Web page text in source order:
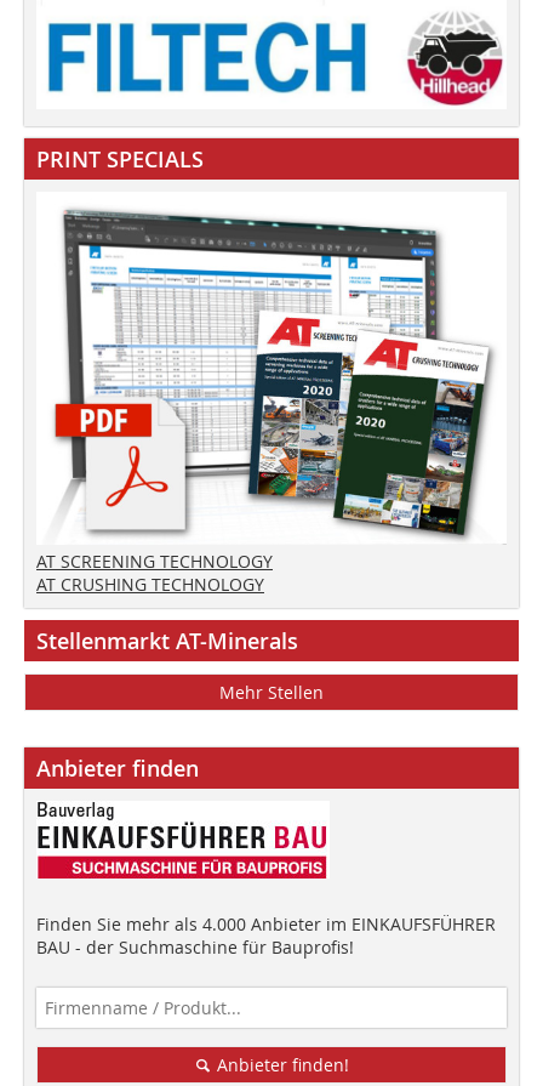
PRINT SPECIALS
AT SCREENING TECHNOLOGY
AT CRUSHING TECHNOLOGY
Stellenmarkt AT-Minerals
Mehr Stellen
Anbieter finden
Finden Sie mehr als 4.000 Anbieter im EINKAUFSFÜHRER
BAU - der Suchmaschine für Bauprofis!
Anbieter finden!